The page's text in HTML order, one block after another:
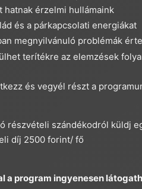
érzelmi hullámaink
és a párkapcsolati energiákat
megnyilvánuló problémák
terítékre az elemzések
és vegyél részt a
részvételi szándékodról küldj
díj 2500 forint/ fő
a program ingyenesen